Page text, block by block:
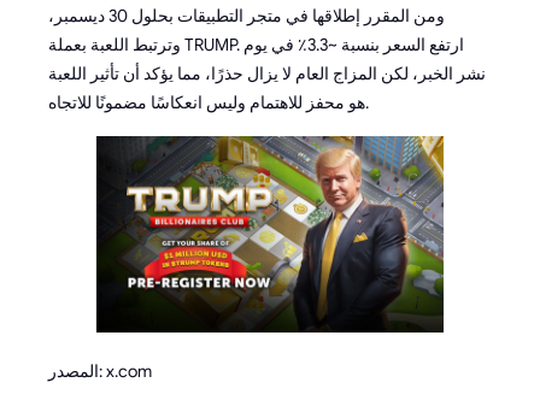
ومن المقرر إطلاقها في متجر التطبيقات بحلول 30 ديسمبر،
وترتبط اللعبة بعملة TRUMP. ارتفع السعر بنسبة ~3.3٪ في يوم
نشر الخبر، لكن المزاج العام لا يزال حذرًا، مما يؤكد أن تأثير اللعبة
هو محفز للاهتمام وليس انعكاسًا مضمونًا للاتجاه.
المصدر: x.com